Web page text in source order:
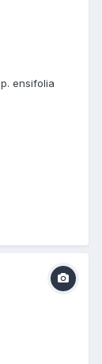
ensifolia